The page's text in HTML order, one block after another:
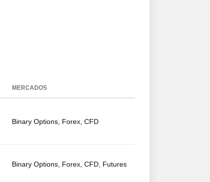
MERCADOS
Binary Options, Forex, CFD
Binary Options, Forex, CFD, Futures